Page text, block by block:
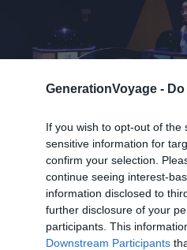
GenerationVoyage -
If you wish to opt-out of
sensitive information for
confirm your selection.
continue seeing interest-
information disclosed to
further disclosure of your
participants. This
Downstream Participants